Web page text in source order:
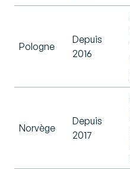
Pologne
Depuis
2016
Norvège
Depuis
2017